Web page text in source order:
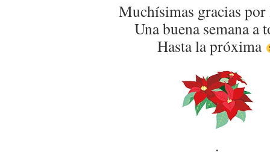
Muchísimas gracias por
Una buena semana a
Hasta la próxima
.